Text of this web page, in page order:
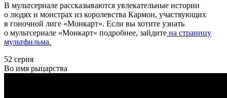
В мультсериале рассказываются увлекательные истории
о людях и монстрах из королевства Кармон, участвующих
в гоночной лиге «Монкарт». Если вы хотите узнать
о мультсериале «Монкарт» подробнее, зайдите на страницу
мультфильма.
52 серия
Во имя рыцарства